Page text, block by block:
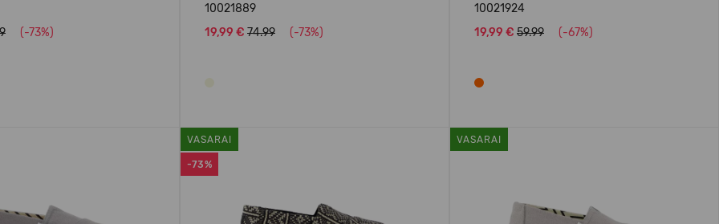
(-73%)
10021889
19,99 € 74.99 (-73%)
10021924
19,99 € 59.99 (-67%)
-73%
VASARAI VASARAI